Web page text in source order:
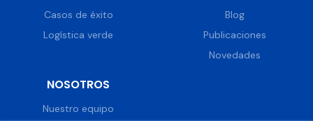
Casos de éxito
Logística verde
Blog
Publicaciones
Novedades
NOSOTROS
Nuestro equipo